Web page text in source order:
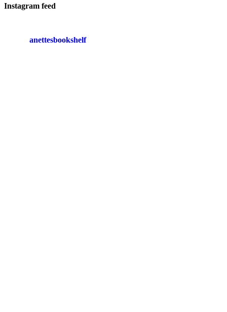
Instagram feed
anettesbookshelf